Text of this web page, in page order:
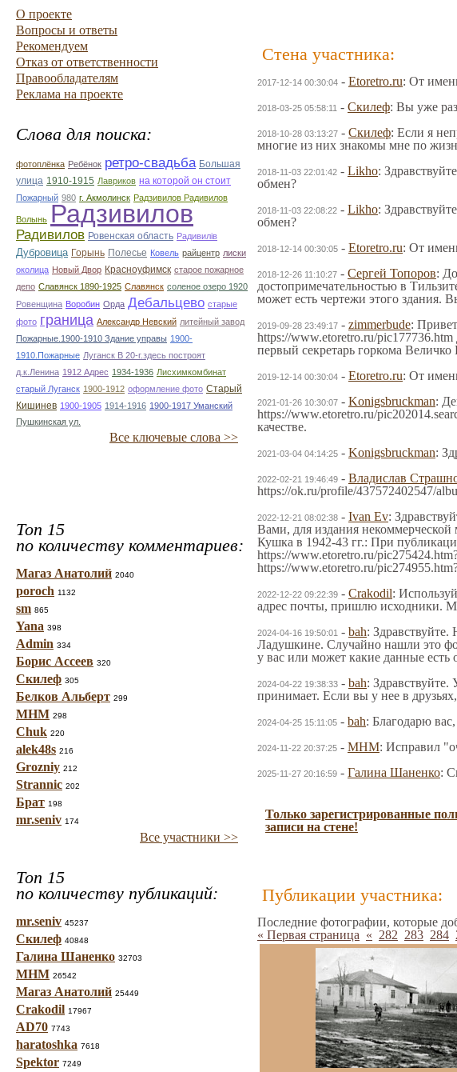
О проекте
Вопросы и ответы
Рекомендуем
Отказ от ответственности
Правообладателям
Реклама на проекте
Слова для поиска:
фотоплёнка Ребёнок ретро-свадьба Большая
улица 1910-1915 Лавриков на которой он стоит
Пожарный 980 г. Акмолинск Радзивилов Радивилов
Волынь Радзивилов
Радивилов Ровенская область Радивилiв
Дубровица Горынь Полесье Ковель райцентр лиски
околица Новый Двор Красноуфимск старое пожарное
депо Славянск 1890-1925 Славянск соленое озеро 1920
Ровенщина Воробин Орда Дебальцево старые
фото граница Александр Невский литейный завод
Пожарные.1900-1910 Здание управы 1900-
1910.Пожарные Луганск В 20-г.здесь построят
д.к.Ленина 1912 Адрес 1934-1936 Лисхимкомбинат
старый Луганск 1900-1912 оформление фото Старый
Кишинев 1900-1905 1914-1916 1900-1917 Уманский
Пушкинская ул.
Все ключевые слова >>
Топ 15
по количеству комментариев:
Магаз Анатолий 2040
poroch 1132
sm 865
Yana 398
Admin 334
Борис Ассеев 320
Скилеф 305
Белков Альберт 299
МНМ 298
Chuk 220
alek48s 216
Grozniy 212
Strannic 202
Брат 198
mr.seniv 174
Все участники >>
Топ 15
по количеству публикаций:
mr.seniv 45237
Скилеф 40848
Галина Шаненко 32703
МНМ 26542
Магаз Анатолий 25449
Crakodil 17967
AD70 7743
haratoshka 7618
Spektor 7249
Стена участника:
2017-12-14 00:30:04 - Etoretro.ru: От
2018-03-25 05:58:11 - Скилеф: Вы уже
2018-10-28 03:13:27 - Скилеф: Если я
многие из них знакомы мне по
2018-11-03 22:01:42 - Likho:
обмен?
2018-11-03 22:08:22 - Likho:
обмен?
2018-12-14 00:30:05 - Etoretro.ru: От
2018-12-26 11:10:27 - Сергей Топоров:
достопримечательностью в
может есть чертежи этого здания.
2019-09-28 23:49:17 - zimmerbude:
https://www.etoretro.ru/
первый секретарь горкома
2019-12-14 00:30:04 - Etoretro.ru: От
2021-01-26 10:30:07 - Konigsbruckman:
https://www.etoretro.ru/
качестве.
2021-03-04 04:14:25 - Konigsbruckman:
2022-02-21 19:46:49 - Владислав
https://ok.ru/profile/437572402547/
2022-12-21 08:02:38 - Ivan Ev:
Вами, для издания
Кушка в 1942-43 гг.: При
https://www.etoretro.ru/
https://www.etoretro.ru/
2022-12-22 09:22:39 - Crakodil:
адрес почты, пришлю исходники.
2024-04-16 19:50:01 - bah:
Ладушкине. Случайно нашли это
у вас или может какие данные
2024-04-22 19:38:33 - bah:
принимает. Если вы у нее в
2024-04-25 15:11:05 - bah: Благодарю
2024-11-22 20:37:25 - МНМ: Исправил
2025-11-27 20:16:59 - Галина Шаненко:
Только зарегистрированные
записи на стене!
Публикации участника:
Последние фотографии, которые
« Первая страница « 282 283 284